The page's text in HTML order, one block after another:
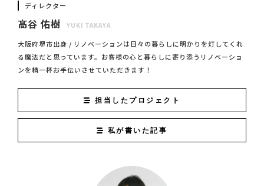
ディレクター
髙谷 佑樹 YUKI TAKAYA
大阪府堺市出身 / リノベーションは日々の暮らしに明かりを灯してくれ
る魔法だと思っています。お客様の心と暮らしに寄り添うリノベーショ
ンを精一杯お手伝いさせていただきます！
担当したプロジェクト
私が書いた記事